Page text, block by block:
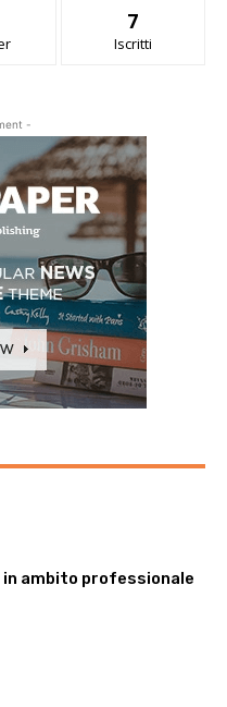
7
Iscritti
-
in ambito professionale